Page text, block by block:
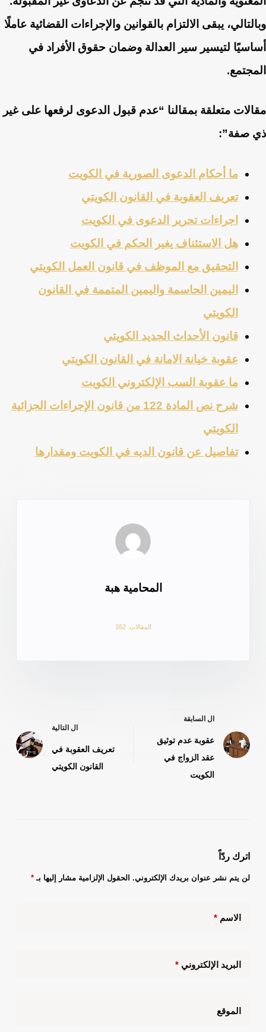
وبالتالي، يبقى الالتزام بالقوانين والإجراءات القضائية عاملًا
أساسيًا لتيسير سير العدالة وضمان حقوق الأفراد في
المجتمع.
مقالات متعلقة بمقالنا “عدم قبول الدعوى لرفعها على غير
ذي صفة”:
ما أحكام الدعوى الصورية في الكويت
تعريف العقوبة في القانون الكويتي
اجراءات تحرير الدعوى في الكويت
هل الاستئناف يغير الحكم في الكويت
التحقيق مع الموظف في قانون العمل الكويتي
اليمين الحاسمة واليمين المتممة في القانون
الكويتي
قانون الأحداث الجديد الكويتي
عقوبة خيانة الامانة في القانون الكويتي
ما عقوبة السب الإلكتروني الكويت
شرح نص المادة 122 من قانون الإجراءات الجزائية
الكويتي
تفاصيل عن قانون الديه في الكويت ومقدارها
المحامية هبة
المقالات: 162
الالسابقة
عقوبة عدم توثيق
عقد الزواج في
الكويت
ال التالية
تعريف العقوبة في
القانون الكويتي
اترك ردّاً
لن يتم نشر عنوان بريدك الإلكتروني. الحقول الإلزامية مشار إليها بـ *
الاسم *
البريد الإلكتروني *
الموقع